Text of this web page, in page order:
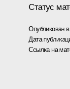
Статус
Опубликован
Дата
Ссылка на